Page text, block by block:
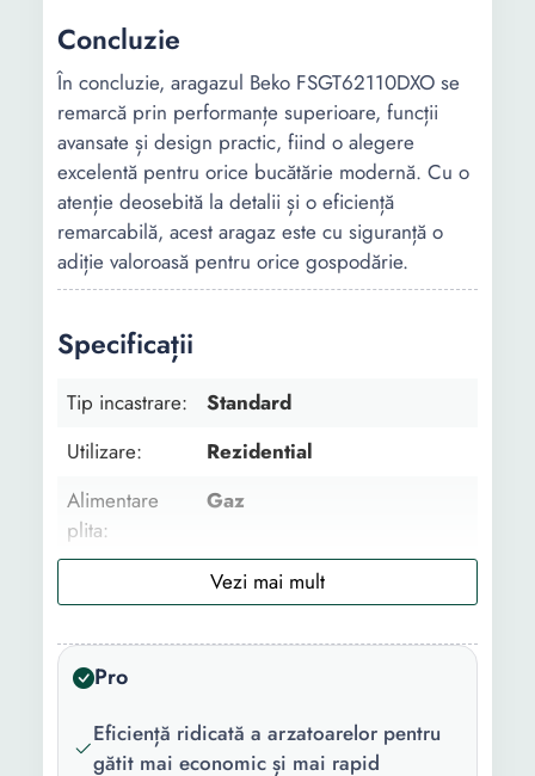
Concluzie
În concluzie, aragazul Beko FSGT62110DXO se
remarcă prin performanțe superioare, funcții
avansate și design practic, fiind o alegere
excelentă pentru orice bucătărie modernă. Cu o
atenție deosebită la detalii și o eficiență
remarcabilă, acest aragaz este cu siguranță o
adiție valoroasă pentru orice gospodărie.
Specificații
Tip incastrare:
Standard
Utilizare:
Rezidential
Alimentare
plita:
Gaz
Electrica
comanda:
Material:
Inox
Pro
Eficiență ridicată a arzatoarelor pentru
gătit mai economic și mai rapid